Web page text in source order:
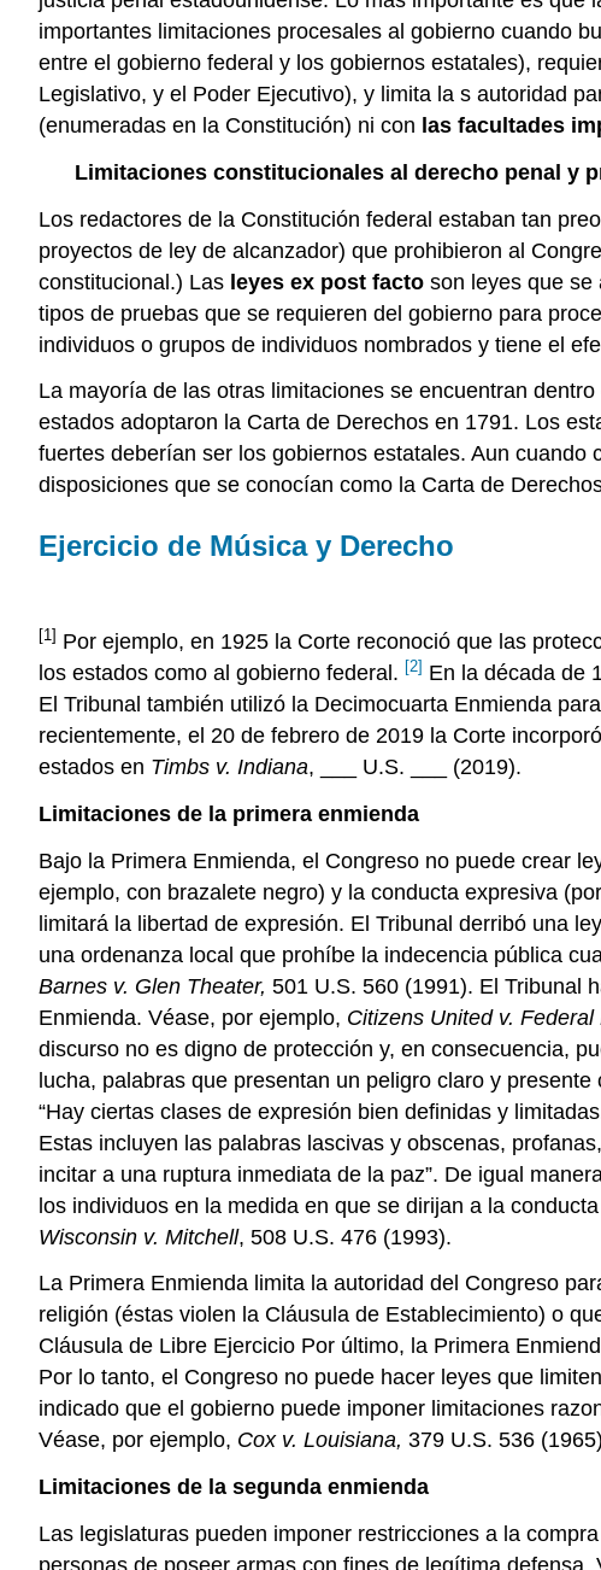
importantes limitaciones procesales al gobierno cuando
entre el gobierno federal y los gobiernos estatales),
Legislativo, y el Poder Ejecutivo), y limita la s autoridad
(enumeradas en la Constitución) ni con las facultades
Limitaciones constitucionales al derecho penal y
Los redactores de la Constitución federal estaban tan
proyectos de ley de alcanzador) que prohibieron al
constitucional.) Las leyes ex post facto son leyes que se
tipos de pruebas que se requieren del gobierno para
individuos o grupos de individuos nombrados y tiene el
La mayoría de las otras limitaciones se encuentran
estados adoptaron la Carta de Derechos en 1791. Los
fuertes deberían ser los gobiernos estatales. Aun
disposiciones que se conocían como la Carta de
Ejercicio de Música y Derecho
[1] Por ejemplo, en 1925 la Corte reconoció que las
los estados como al gobierno federal. [2] En la década de
El Tribunal también utilizó la Decimocuarta Enmienda
recientemente, el 20 de febrero de 2019 la Corte
estados en Timbs v. Indiana, ___ U.S. ___ (2019).
Limitaciones de la primera enmienda
Bajo la Primera Enmienda, el Congreso no puede crear
ejemplo, con brazalete negro) y la conducta expresiva
limitará la libertad de expresión. El Tribunal derribó una
una ordenanza local que prohíbe la indecencia pública
Barnes v. Glen Theater, 501 U.S. 560 (1991). El Tribunal
Enmienda. Véase, por ejemplo, Citizens United v.
discurso no es digno de protección y, en consecuencia,
lucha, palabras que presentan un peligro claro y
“Hay ciertas clases de expresión bien definidas y
Estas incluyen las palabras lascivas y obscenas,
incitar a una ruptura inmediata de la paz”. De igual
los individuos en la medida en que se dirijan a la
Wisconsin v. Mitchell, 508 U.S. 476 (1993).
La Primera Enmienda limita la autoridad del Congreso
religión (éstas violen la Cláusula de Establecimiento) o
Cláusula de Libre Ejercicio Por último, la Primera
Por lo tanto, el Congreso no puede hacer leyes que
indicado que el gobierno puede imponer limitaciones
Véase, por ejemplo, Cox v. Louisiana, 379 U.S. 536
Limitaciones de la segunda enmienda
Las legislaturas pueden imponer restricciones a la
personas de poseer armas con fines de legítima defensa.